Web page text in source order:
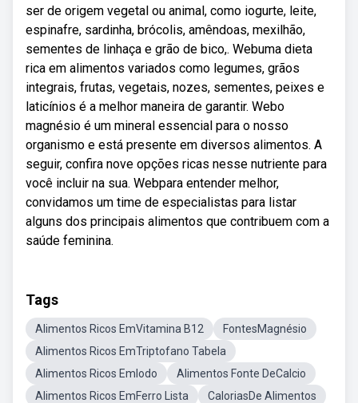
ser de origem vegetal ou animal, como iogurte, leite,
espinafre, sardinha, brócolis, amêndoas, mexilhão,
sementes de linhaça e grão de bico,. Webuma dieta
rica em alimentos variados como legumes, grãos
integrais, frutas, vegetais, nozes, sementes, peixes e
laticínios é a melhor maneira de garantir. Webo
magnésio é um mineral essencial para o nosso
organismo e está presente em diversos alimentos. A
seguir, confira nove opções ricas nesse nutriente para
você incluir na sua. Webpara entender melhor,
convidamos um time de especialistas para listar
alguns dos principais alimentos que contribuem com a
saúde feminina.
Tags
Alimentos Ricos EmVitamina B12
FontesMagnésio
Alimentos Ricos EmTriptofano Tabela
Alimentos Ricos EmIodo
Alimentos Fonte DeCalcio
Alimentos Ricos EmFerro Lista
CaloriasDe Alimentos